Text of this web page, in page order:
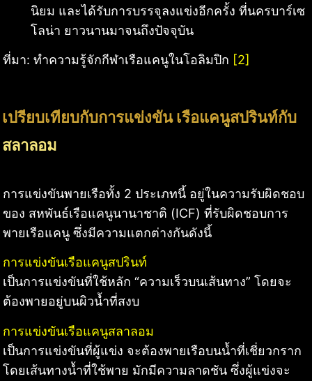
นิยม และได้รับการบรรจุลงแข่งอีกครั้ง ที่นครบาร์เซ
โลน่า ยาวนานมาจนถึงปัจจุบัน
ที่มา: ทำความรู้จักกีฬาเรือแคนูในโอลิมปิก [2]
เปรียบเทียบกับการแข่งขัน เรือแคนูสปรินท์กับ
สลาลอม
การแข่งขันพายเรือทั้ง 2 ประเภทนี้ อยู่ในความรับผิดชอบ
ของ สหพันธ์เรือแคนูนานาชาติ (ICF) ที่รับผิดชอบการ
พายเรือแคนู ซึ่งมีความแตกต่างกันดังนี้
การแข่งขันเรือแคนูสปรินท์
เป็นการแข่งขันที่ใช้หลัก “ความเร็วบนเส้นทาง” โดยจะ
ต้องพายอยู่บนผิวน้ำที่สงบ
การแข่งขันเรือแคนูสลาลอม
เป็นการแข่งขันที่ผู้แข่ง จะต้องพายเรือบนน้ำที่เชี่ยวกราก
โดยเส้นทางน้ำที่ใช้พาย มักมีความลาดชัน ซึ่งผู้แข่งจะ